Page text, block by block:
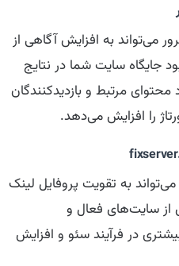
می‌تواند به افزایش آگاهی از
جایگاه سایت شما در نتایج
مرتبط و بازدیدکنندگان
را افزایش می‌دهد.
دریافت بک لینک از fixserver.ir می‌تواند به تقویت پروفایل لینک
سایت‌های فعال و
در فرآیند سئو و افزایش